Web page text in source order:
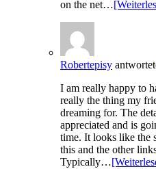
on the net…
Robertepisy
I am really happy to
really the thing my
dreaming for. The
appreciated and is
time. It looks like the
this and the other
Typically…